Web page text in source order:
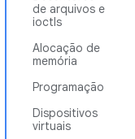
de arquivos e
ioctls
Alocação de
memória
Programação
Dispositivos
virtuais